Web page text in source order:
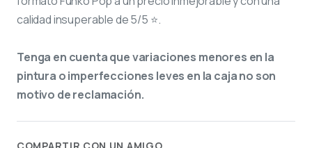
calidad insuperable de 5/5 ⭐.
Tenga en cuenta que variaciones menores en la
pintura o imperfecciones leves en la caja no son
motivo de reclamación.